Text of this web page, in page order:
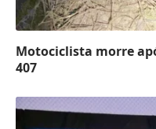
Motociclista morre
407